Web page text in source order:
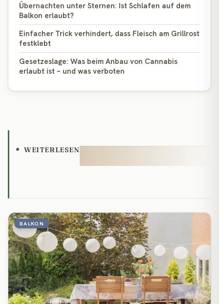
Übernachten unter Sternen: Ist Schlafen auf dem
Balkon erlaubt?
Einfacher Trick verhindert, dass Fleisch am Grillrost
festklebt
Gesetzeslage: Was beim Anbau von Cannabis
erlaubt ist – und was verboten
WEITERLESEN
BALKON